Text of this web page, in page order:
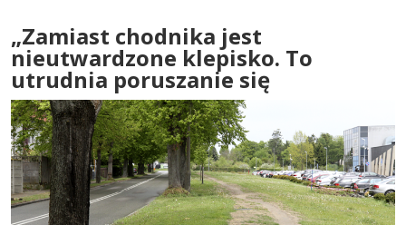
„Zamiast chodnika jest
nieutwardzone klepisko. To
utrudnia poruszanie się